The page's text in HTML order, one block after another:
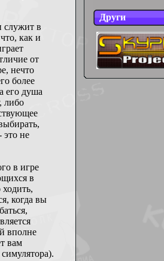
служит в
как и
от
нечто
более
его душа
либо
это не
в игре
в
когда вы
вполне
вам
Други